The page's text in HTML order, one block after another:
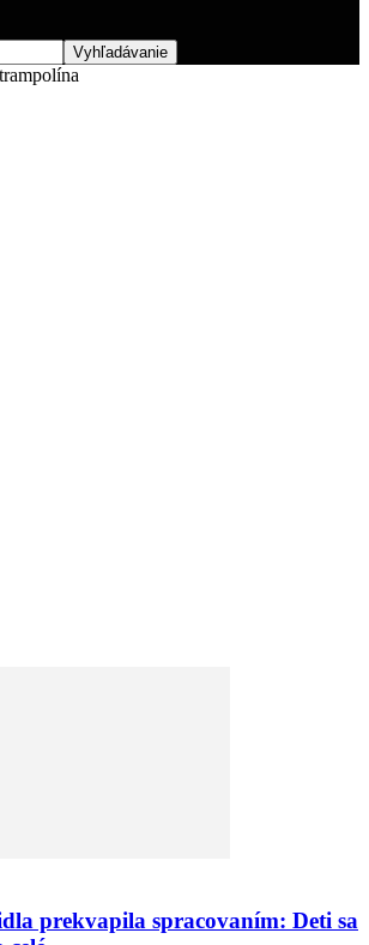
prekvapila spracovaním: Deti sa